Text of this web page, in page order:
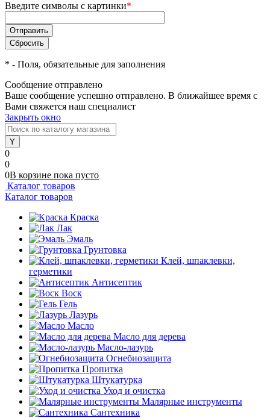
Введите символы с картинки*
* - Поля, обязательные для заполнения
Сообщение отправлено
Ваше сообщение успешно отправлено. В ближайшее время с
Вами свяжется наш специалист
Закрыть окно
0
0
0В корзине пока пусто
Каталог товаров
Каталог товаров
Краска
Лак
Эмаль
Грунтовка
Клей, шпаклевки,
герметики
Антисептик
Воск
Гель
Лазурь
Масло
Масло для дерева
Масло-лазурь
Огнебиозащита
Пропитка
Штукатурка
Уход и очистка
Малярные инструменты
Сантехника